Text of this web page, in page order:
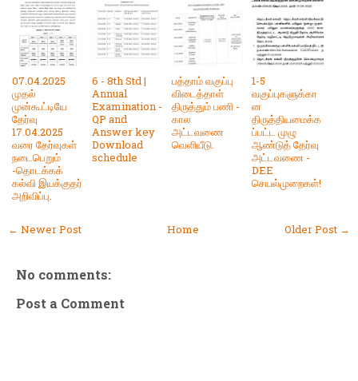
07.04.2025
முதல்
முன்கூட்டியே
தேர்வு
17.04.2025
வரை தேர்வுகள்
நடைபெறும்
-தொடக்கக்
கல்வி இயக்குதர்
அறிவிப்பு.
6 - 8th Std |
Annual
Examination -
QP and
Answer key
Download
schedule
பத்தாம் வகுப்பு
விடைத்தாள்
திருத்தும் பணி -
கால
அட்டவணை
வெளியீடு.
1-5
வகுப்புகளுக்கா
ன
திருத்தியமைக்க
ப்பட்ட முழு
ஆண்டுத் தேர்வு
அட்டவணை -
DEE
செயல்முறைகள்!
← Newer Post Older Post →
Home
No comments:
Post a Comment